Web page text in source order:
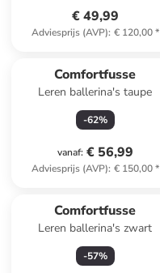
€ 49,99
Adviesprijs (AVP): € 120,00*
Comfortfusse
Leren ballerina's taupe
-62%
vanaf: € 56,99
Adviesprijs (AVP): € 150,00*
Comfortfusse
Leren ballerina's zwart
-57%